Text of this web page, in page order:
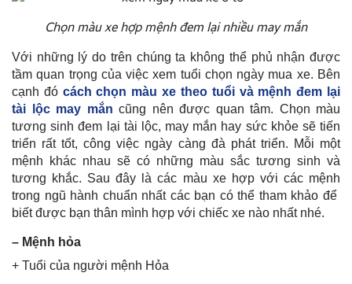
Chọn màu xe hợp mệnh đem lại nhiều may mắn
Với những lý do trên chúng ta không thể phủ nhận được
tầm quan trọng của việc xem tuổi chọn ngày mua xe. Bên
cạnh đó cách chọn màu xe theo tuổi và mệnh đem lại
tài lộc may mắn cũng nên được quan tâm. Chọn màu
tương sinh đem lại tài lộc, may mắn hay sức khỏe sẽ tiến
triển rất tốt, công việc ngày càng đà phát triển. Mỗi một
mệnh khác nhau sẽ có những màu sắc tương sinh và
tương khắc. Sau đây là các màu xe hợp với các mệnh
trong ngũ hành chuẩn nhất các bạn có thể tham khảo để
biết được bạn thân mình hợp với chiếc xe nào nhất nhé.
– Mệnh hỏa
+ Tuổi của người mệnh Hỏa